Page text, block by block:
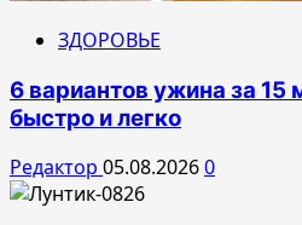
ЗДОРОВЬЕ
6 вариантов ужина за 15
быстро и легко
Редактор 05.08.20260